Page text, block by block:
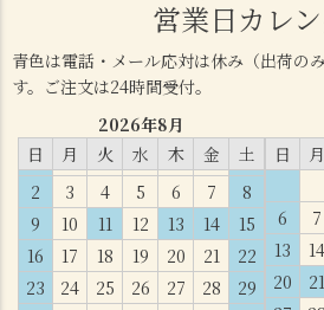
営業日カレ
青色は電話・メール応対は休み（出荷の
す。ご注文は24時間受付。
2026年8月
日
月 火 水 木 金
土
2
3 4 5 6 7
8
9
10 11 12 13 14
15
16
17 18 19 20 21
22
23
24 25 26 27 28
29
日
月
6
7
13
14
20
21